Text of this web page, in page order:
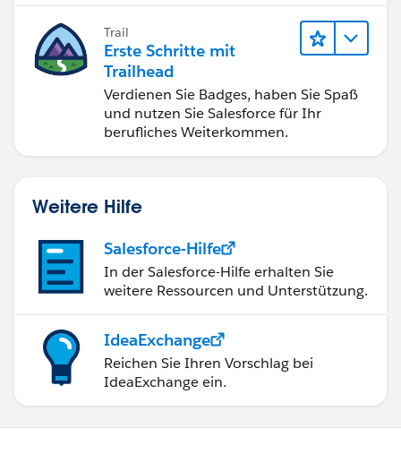
Trail
Erste Schritte mit
Trailhead
Verdienen Sie Badges, haben Sie Spaß
und nutzen Sie Salesforce für Ihr
berufliches Weiterkommen.
Weitere Hilfe
Salesforce-Hilfe
In der Salesforce-Hilfe erhalten Sie
weitere Ressourcen und Unterstützung.
IdeaExchange
Reichen Sie Ihren Vorschlag bei
IdeaExchange ein.